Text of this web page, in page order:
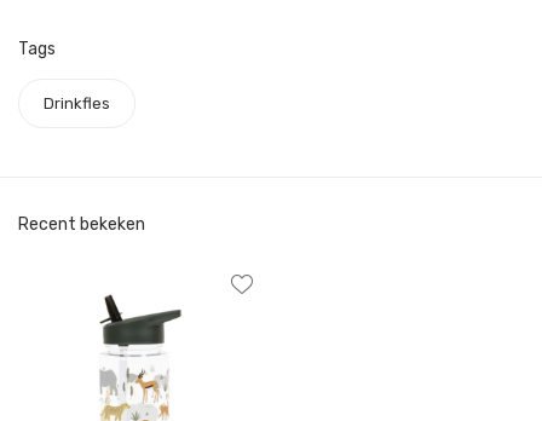
Tags
Drinkfles
Recent bekeken